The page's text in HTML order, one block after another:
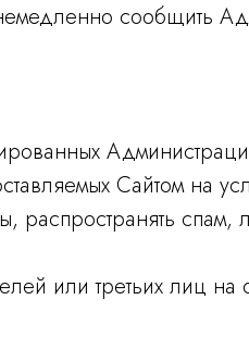
сообщить
Сайтом на
распространять
или третьих лиц на